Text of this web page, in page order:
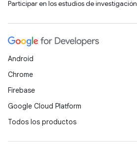
Participar en los estudios de investigación
Android
Chrome
Firebase
Google Cloud Platform
Todos los productos